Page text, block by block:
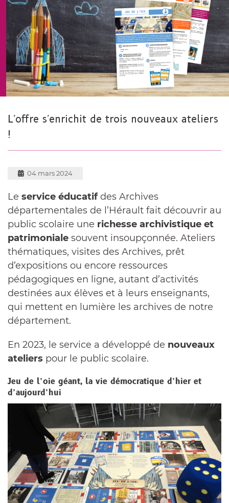
L'offre s'enrichit de trois nouveaux ateliers
!
04 mars 2024
Le service éducatifdes Archives
départementales de l’Hérault fait découvrir au
public scolaire une richesse archivistique et
patrimoniale souvent insoupçonnée. Ateliers
thématiques, visites des Archives, prêt
d’expositions ou encore ressources
pédagogiques en ligne, autant d’activités
destinées aux élèves et à leurs enseignants,
qui mettent en lumière les archives de notre
département.
En 2023, le service a développé de nouveaux
ateliers pour le public scolaire.
Jeu de l’oie géant, la vie démocratique d’hier et
d’aujourd’hui